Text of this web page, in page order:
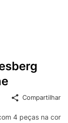
Compartilhar
4 peças na cor